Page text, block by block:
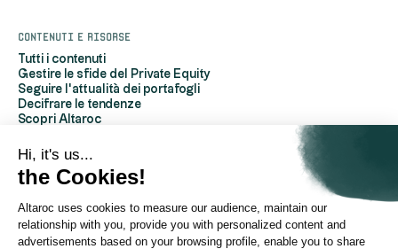
Hi, it's us...
the Cookies!
Altaroc uses cookies to measure our audience, maintain our
relationship with you, provide you with personalized content and
advertisements based on your browsing profile, enable you to share
Contenuti e risorse
Tutti i contenuti
Gestire le sfide del Private Equity
Seguire l'attualità dei portafogli
Decifrare le tendenze
Scopri Altaroc
Domande frequenti
Glossario
A proposito di Altaroc
Chi siamo
Per contattarci